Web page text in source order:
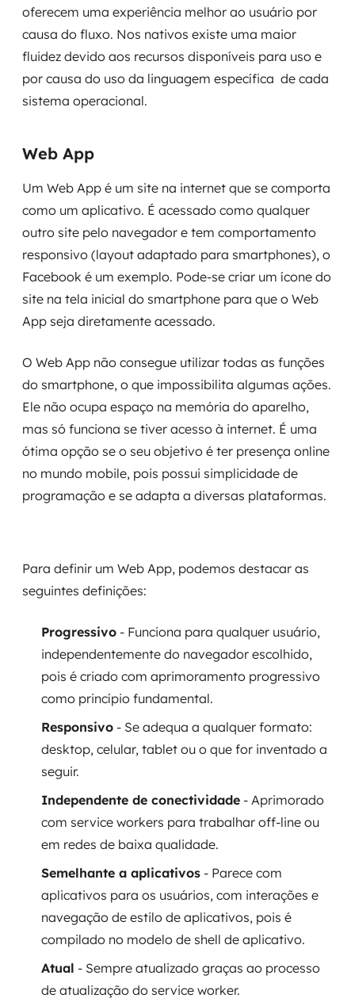
oferecem uma experiência melhor ao usuário por
causa do fluxo. Nos nativos existe uma maior
fluidez devido aos recursos disponíveis para uso e
por causa do uso da linguagem específica de cada
sistema operacional.
Web App
Um Web App é um site na internet que se comporta
como um aplicativo. É acessado como qualquer
outro site pelo navegador e tem comportamento
responsivo (layout adaptado para smartphones), o
Facebook é um exemplo. Pode-se criar um ícone do
site na tela inicial do smartphone para que o Web
App seja diretamente acessado.
O Web App não consegue utilizar todas as funções
do smartphone, o que impossibilita algumas ações.
Ele não ocupa espaço na memória do aparelho,
mas só funciona se tiver acesso à internet. É uma
ótima opção se o seu objetivo é ter presença online
no mundo mobile, pois possui simplicidade de
programação e se adapta a diversas plataformas.
Para definir um Web App, podemos destacar as
seguintes definições:
Progressivo - Funciona para qualquer usuário,
independentemente do navegador escolhido,
pois é criado com aprimoramento progressivo
como princípio fundamental.
Responsivo - Se adequa a qualquer formato:
desktop, celular, tablet ou o que for inventado a
seguir.
Independente de conectividade - Aprimorado
com service workers para trabalhar off-line ou
em redes de baixa qualidade.
Semelhante a aplicativos - Parece com
aplicativos para os usuários, com interações e
navegação de estilo de aplicativos, pois é
compilado no modelo de shell de aplicativo.
Atual - Sempre atualizado graças ao processo
de atualização do service worker.